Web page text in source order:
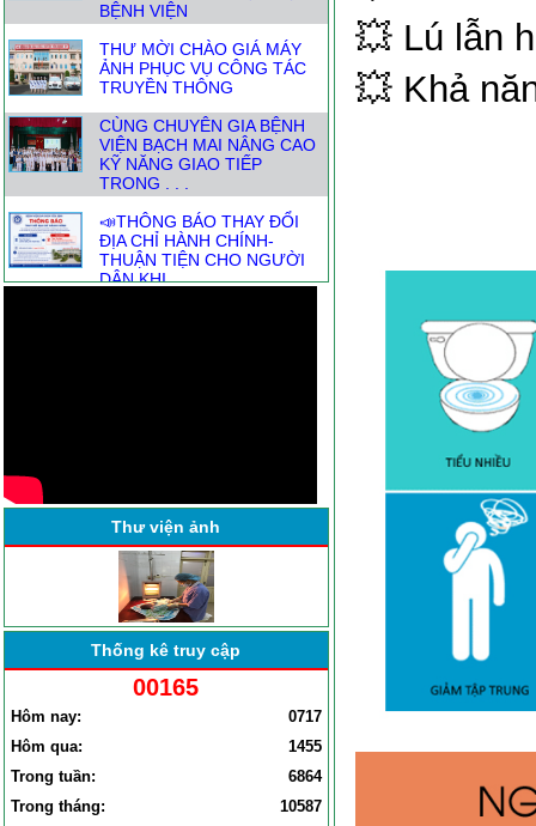
BỆNH VIỆN
THƯ MỜI CHÀO GIÁ MÁY
ẢNH PHỤC VỤ CÔNG TÁC
TRUYỀN THÔNG
CÙNG CHUYÊN GIA BỆNH
VIỆN BẠCH MAI NÂNG CAO
KỸ NĂNG GIAO TIẾP
TRONG . . .
📣THÔNG BÁO THAY ĐỔI
ĐỊA CHỈ HÀNH CHÍNH-
THUẬN TIỆN CHO NGƯỜI
DÂN KHI . . .
Thư viện ảnh
Thống kê truy cập
00165
Hôm nay:
0717
Hôm qua:
1455
Trong tuần:
6864
Trong tháng:
10587
💥 Lú lẫn
💥 Khả